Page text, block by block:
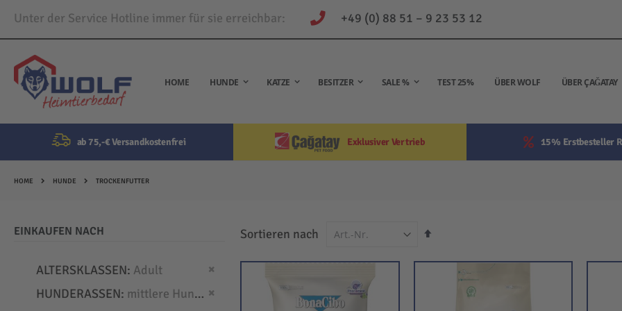
Unter der Service Hotline immer für sie erreichbar: +49 (0) 88 51 – 9 23 53 12
Direkt
zum
Inhalt
HOME HUNDE KATZE BESITZER SALE % TEST 25% ÜBER WOLF ÜBER ÇAĞATAY
ab 75,-€ Versandkostenfrei Exklusiver Vertrieb 15% Erstbesteller
HOME HUNDE TROCKENFUTTER
Sortieren nach
In
Reihenfolge
EINKAUFEN NACH
ALTERSKLASSEN Adult
HUNDERASSEN mittlere Hunde
Dies entfernen